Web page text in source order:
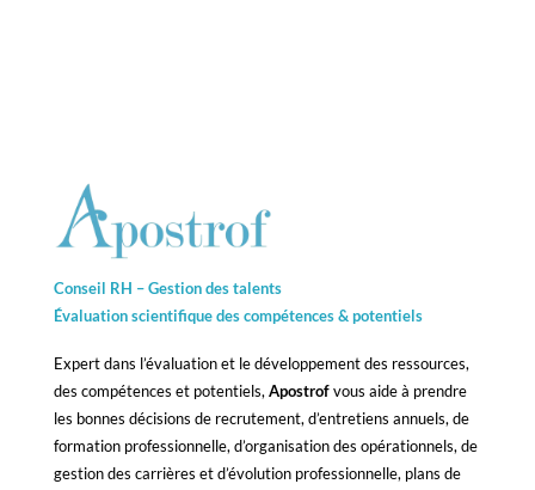
Conseil RH – Gestion des talents
Évaluation scientifique des compétences &potentiels
Expert dans l’évaluation et le développement des ressources,
des compétences et potentiels,Apostrofvous aide à prendre
les bonnes décisions de recrutement, d’entretiens annuels, de
formation professionnelle, d’organisation des opérationnels, de
gestion des carrières et d’évolution professionnelle, plans de